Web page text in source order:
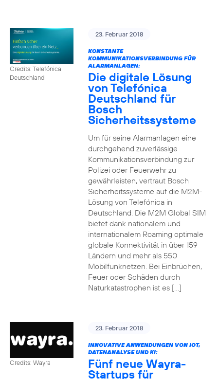
Credits: Telefónica
Deutschland
23. Februar 2018
KONSTANTE
KOMMUNIKATIONSVERBINDUNG FÜR
ALARMANLAGEN:
Die digitale Lösung
von Telefónica
Deutschland für
Bosch
Sicherheitssysteme
Um für seine Alarmanlagen eine
durchgehend zuverlässige
Kommunikationsverbindung zur
Polizei oder Feuerwehr zu
gewährleisten, vertraut Bosch
Sicherheitssysteme auf die M2M-
Lösung von Telefónica in
Deutschland. Die M2M Global SIM
bietet dank nationalem und
internationalem Roaming optimale
globale Konnektivität in über 159
Ländern und mehr als 550
Mobilfunknetzen. Bei Einbrüchen,
Feuer oder Schäden durch
Naturkatastrophen ist es […]
Credits: Wayra
23. Februar 2018
INNOVATIVE ANWENDUNGEN VON IOT,
DATENANALYSE UND KI:
Fünf neue Wayra-
Startups für